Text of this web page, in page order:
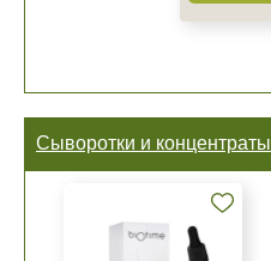
Сыворотки и концентраты